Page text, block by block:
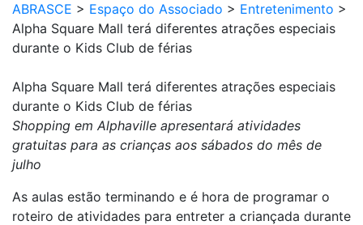
ABRASCE > Espaço do Associado > Entretenimento >
Alpha Square Mall terá diferentes atrações especiais
durante o Kids Club de férias
Alpha Square Mall terá diferentes atrações especiais
durante o Kids Club de férias
Shopping em Alphaville apresentará atividades
gratuitas para as crianças aos sábados do mês de
julho
As aulas estão terminando e é hora de programar o
roteiro de atividades para entreter a criançada durante